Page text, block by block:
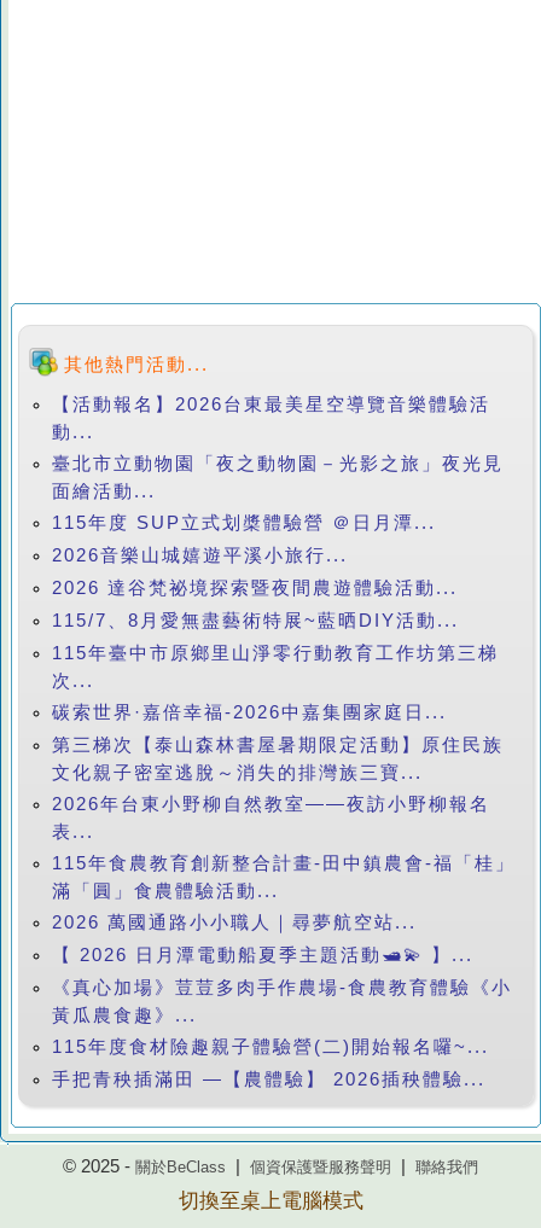
其他熱門活動...
【活動報名】2026台東最美星空導覽音樂體驗活
動...
臺北市立動物園「夜之動物園－光影之旅」夜光見
面繪活動...
115年度 SUP立式划槳體驗營 ＠日月潭...
2026音樂山城嬉遊平溪小旅行...
2026 達谷梵祕境探索暨夜間農遊體驗活動...
115/7、8月愛無盡藝術特展~藍晒DIY活動...
115年臺中市原鄉里山淨零行動教育工作坊第三梯
次...
碳索世界·嘉倍幸福-2026中嘉集團家庭日...
第三梯次【泰山森林書屋暑期限定活動】原住民族
文化親子密室逃脫～消失的排灣族三寶...
2026年台東小野柳自然教室——夜訪小野柳報名
表...
115年食農教育創新整合計畫-田中鎮農會-福「桂」
滿「圓」食農體驗活動...
2026 萬國通路小小職人｜尋夢航空站...
【 2026 日月潭電動船夏季主題活動🛥️💫 】...
《真心加場》荳荳多肉手作農場-食農教育體驗《小
黃瓜農食趣》...
115年度食材險趣親子體驗營(二)開始報名囉~...
手把青秧插滿田 —【農體驗】 2026插秧體驗...
© 2025 - 關於BeClass 個資保護暨服務聲明 聯絡我們
切換至桌上電腦模式